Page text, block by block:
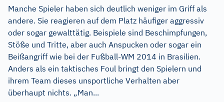
Manche Spieler haben sich deutlich weniger im Griff als
andere. Sie reagieren auf dem Platz häufiger aggressiv
oder sogar gewalttätig. Beispiele sind Beschimpfungen,
Stöße und Tritte, aber auch Anspucken oder sogar ein
Beißangriff wie bei der Fußball-WM 2014 in Brasilien.
Anders als ein taktisches Foul bringt den Spielern und
ihrem Team dieses unsportliche Verhalten aber
überhaupt nichts. „Man...